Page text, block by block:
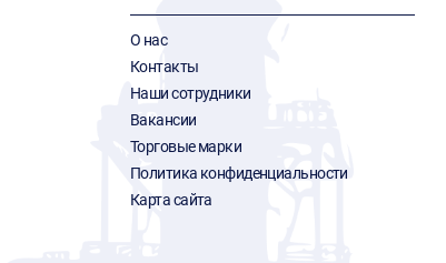
О нас
Контакты
Наши сотрудники
Вакансии
Торговые марки
Политика конфиденциальности
Карта сайта